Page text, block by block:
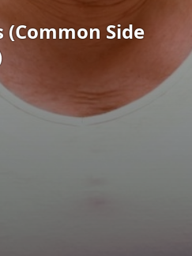
(Common Side